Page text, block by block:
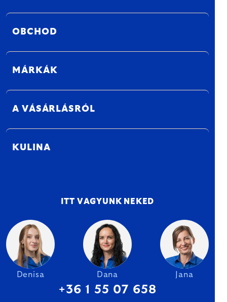
OBCHOD
MÁRKÁK
A VÁSÁRLÁSRÓL
KULINA
ITT VAGYUNK NEKED
Denisa Dana Jana
+36 1 55 07 658